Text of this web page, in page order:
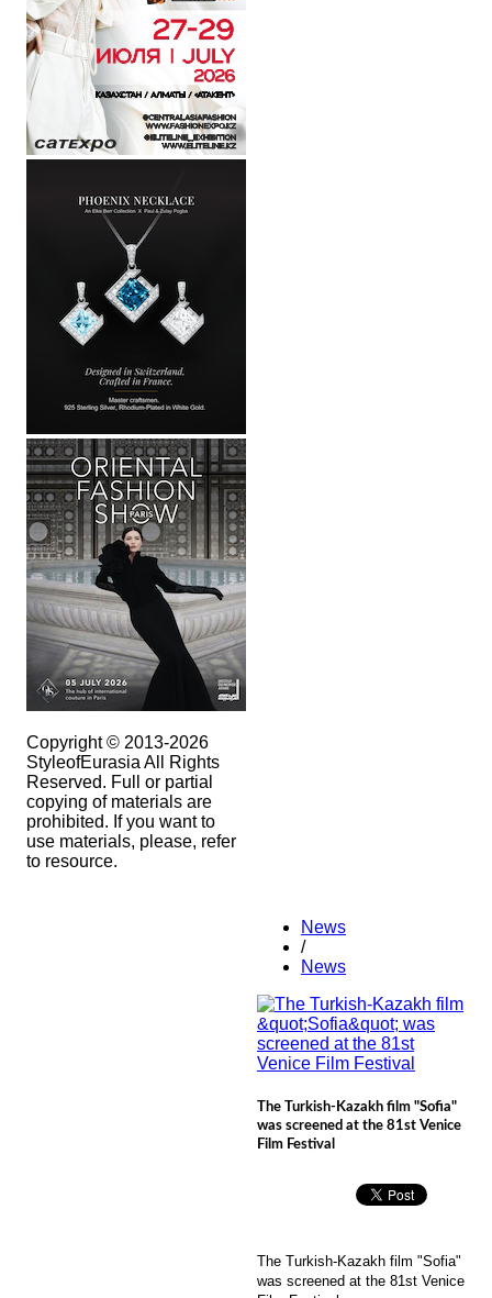
Copyright © 2013-2026
StyleofEurasia All Rights
Reserved. Full or partial
copying of materials are
prohibited. If you want to
use materials, please, refer
to resource.
News
/
News
The Turkish-Kazakh film "Sofia"
was screened at the 81st Venice
Film Festival
The Turkish-Kazakh film "Sofia"
was screened at the 81st Venice